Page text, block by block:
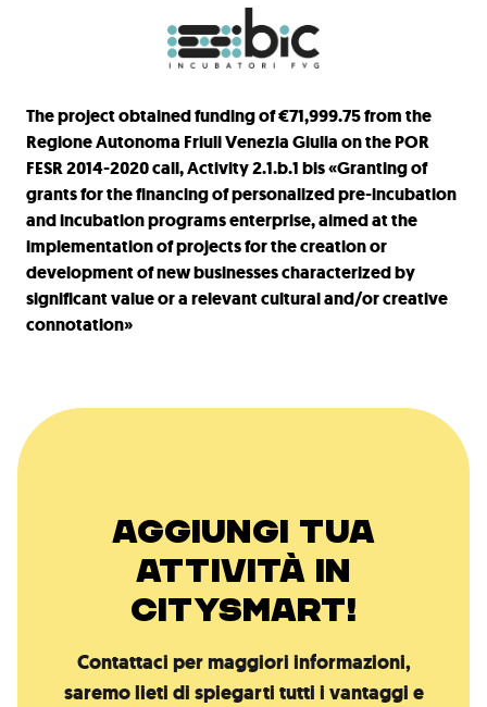
The project obtained funding of €71,999.75 from the
Regione Autonoma Friuli Venezia Giulia on the POR
FESR 2014-2020 call, Activity 2.1.b.1 bis «Granting of
grants for the financing of personalized pre-incubation
and incubation programs enterprise, aimed at the
implementation of projects for the creation or
development of new businesses characterized by
significant value or a relevant cultural and/or creative
connotation»
AGGIUNGI TUA
ATTIVITÀ IN
CITYSMART!
Contattaci per maggiori informazioni,
saremo lieti di spiegarti tutti i vantaggi e